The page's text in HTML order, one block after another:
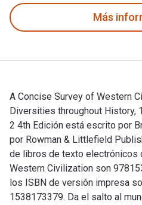
Más
A Concise Survey of Western
Diversities throughout History,
2 4th Edición está escrito por
por Rowman & Littlefield
de libros de texto electrónicos
Western Civilization son
los ISBN de versión impresa
1538173379. Da el salto al